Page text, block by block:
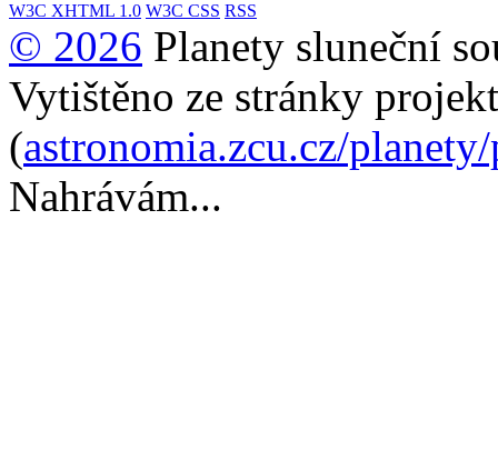
W3C XHTML 1.0 W3C CSS RSS
© 2026 Planety sluneční
Vytištěno ze stránky
(astronomia.zcu.cz/
Nahrávám...